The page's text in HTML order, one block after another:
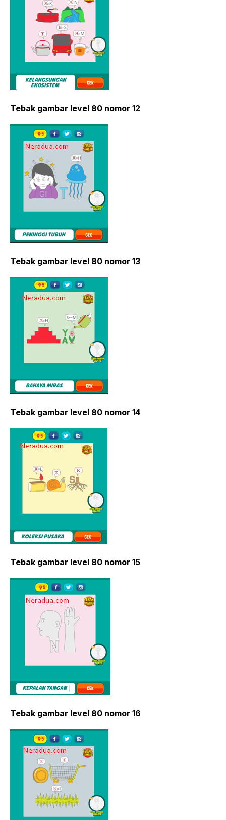
Tebak gambar level 80 nomor 12
Tebak gambar level 80 nomor 13
Tebak gambar level 80 nomor 14
Tebak gambar level 80 nomor 15
Tebak gambar level 80 nomor 16